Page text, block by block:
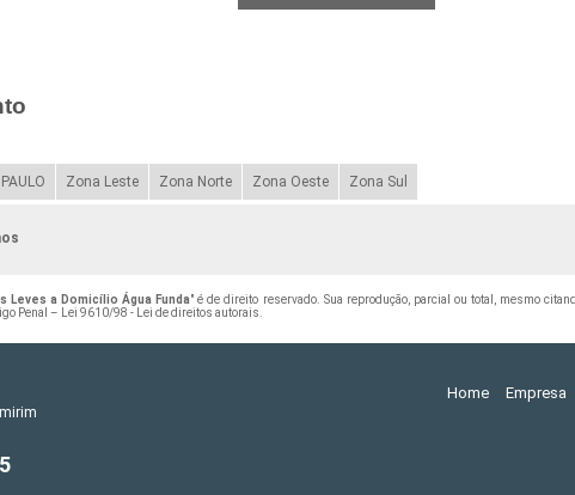
Zona Leste Zona Norte Zona Oeste Zona Sul
Leves a Domicílio Água Funda" é de direito reservado. Sua reprodução, parcial ou total, mesmo
Penal – Lei 9610/98 - Lei de direitos autorais.
Home Empresa